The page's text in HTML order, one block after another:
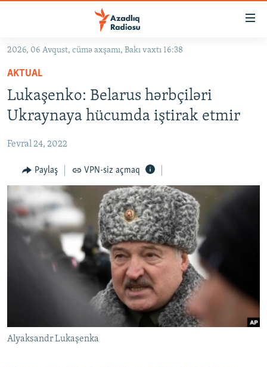
Əsas
qayıt
Əsas
naviqasiyaya
qayıt
Axtarışa
#İZAHLA
KORRUPSIOMETR
#ƏSLINDƏ
FƏRQƏ BAX
QANUNI DOĞRU
ARAŞDIRMA
MULTIMEDIA
VIDEO
FOTOQALEREYA
RADIO ARXIV
AZƏRBAYCAN ƏDƏBIYYATI KITABXANASI
İSLAM VƏ DEMOKRATIYA
HAQQIMIZDA
PEŞƏ ETIKASI VƏ JURNALISTIKA STANDARTLARIMIZ
AZADLIQRADIOSU MOBIL TELEFONUNUZDA
RFE/RL-in bütün saytları
2026, 06 Avqust, cümə axşamı, Bakı vaxtı 16:38
AKTUAL
Lukaşenko: Belarus hərbçiləri
Ukraynaya hücumda iştirak etmir
Fevral 24, 2022
Paylaş VPN-siz açmaq
Alyaksandr Lukaşenka